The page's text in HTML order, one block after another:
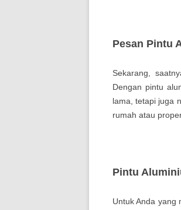
Pesan Pintu
Sekarang,
Dengan pintu
lama, tetapi juga
rumah atau
Pintu
Untuk Anda yang